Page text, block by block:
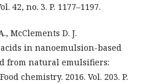
42, no. 3. P. 1177–1197.
McClements D. J.
in nanoemulsion-based
from natural emulsifiers:
chemistry. 2016. Vol. 203. P.